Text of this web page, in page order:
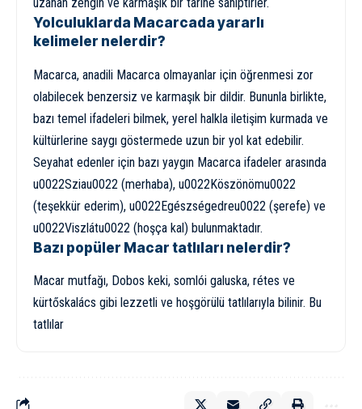
Yolculuklarda Macarcada yararlı
kelimeler nelerdir?
Macarca, anadili Macarca olmayanlar için öğrenmesi zor
olabilecek benzersiz ve karmaşık bir dildir. Bununla birlikte,
bazı temel ifadeleri bilmek, yerel halkla iletişim kurmada ve
kültürlerine saygı göstermede uzun bir yol kat edebilir.
Seyahat edenler için bazı yaygın Macarca ifadeler arasında
u0022Sziau0022 (merhaba), u0022Köszönömu0022
(teşekkür ederim), u0022Egészségedreu0022 (şerefe) ve
u0022Viszlátu0022 (hoşça kal) bulunmaktadır.
Bazı popüler Macar tatlıları nelerdir?
Macar mutfağı, Dobos keki, somlói galuska, rétes ve
kürtőskalács gibi lezzetli ve hoşgörülü tatlılarıyla bilinir. Bu
tatlılar